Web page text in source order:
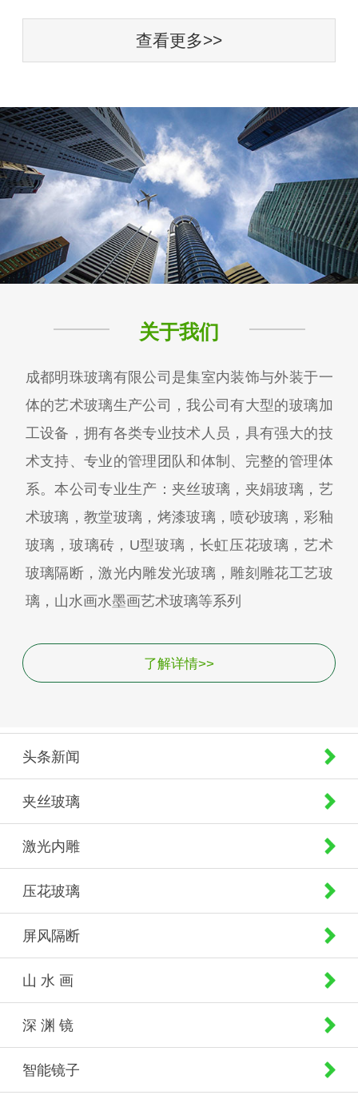
查看更多>>
关于我们
成都明珠玻璃有限公司是集室内装饰与外装于一
体的艺术玻璃生产公司，我公司有大型的玻璃加
工设备，拥有各类专业技术人员，具有强大的技
术支持、专业的管理团队和体制、完整的管理体
系。本公司专业生产：夹丝玻璃，夹娟玻璃，艺
术玻璃，教堂玻璃，烤漆玻璃，喷砂玻璃，彩釉
玻璃，玻璃砖，U型玻璃，长虹压花玻璃，艺术
玻璃隔断，激光内雕发光玻璃，雕刻雕花工艺玻
璃，山水画水墨画艺术玻璃等系列
了解详情>>
头条新闻
夹丝玻璃
激光内雕
压花玻璃
屏风隔断
山 水 画
深 渊 镜
智能镜子